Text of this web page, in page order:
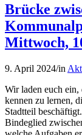
Brücke
Mittwoch,
9. April 2024/in
Wir laden euch ein,
kennen zu lernen,
Stadtteil
Bindeglied